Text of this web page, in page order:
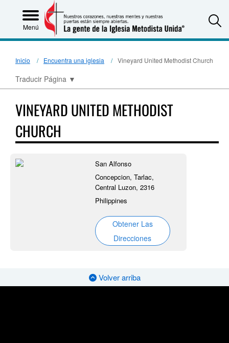
Menú
Inicio Encuentra una iglesia Vineyard United Methodist Church
Traducir Página ▼
VINEYARD UNITED METHODIST
CHURCH
San Alfonso
Concepcion, Tarlac,
Central Luzon, 2316
Philippines
Obtener Las
Direcciones
Volver arriba